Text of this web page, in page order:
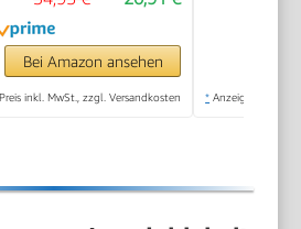
Cleaner | 360°
Dampfdüse |
Handgerät mit 5 m
Bei Amazon ansehen
Preis inkl. MwSt., zzgl. Versandkosten * Anzeige